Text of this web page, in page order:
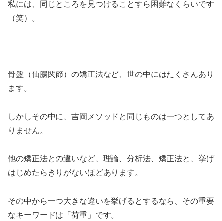
私には、同じところを見つけることすら困難なくらいです
（笑）。
骨盤（仙腸関節）の矯正法など、世の中にはたくさんあり
ます。
しかしその中に、吉岡メソッドと同じものは一つとしてあ
りません。
他の矯正法との違いなど、理論、分析法、矯正法と、挙げ
はじめたらきりがないほどあります。
その中から一つ大きな違いを挙げるとするなら、その重要
なキーワードは「荷重」です。